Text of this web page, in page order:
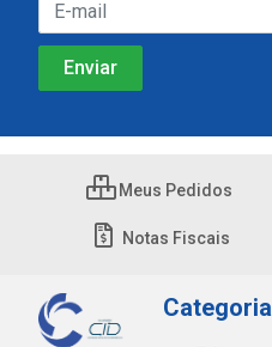
Meus Pedidos
Notas Fiscais